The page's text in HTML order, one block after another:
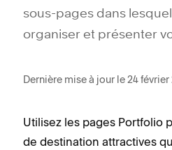
sous-pages dans
organiser et présenter
Dernière mise à jour le 24 février
Utilisez les pages Portfolio
de destination attractives